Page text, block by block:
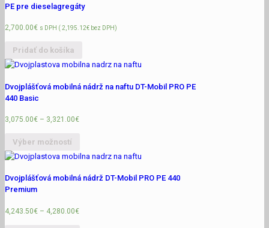
PE pre dieselagregáty
2,700.00€ s DPH ( 2,195.12€ bez DPH)
Pridať do košíka
Dvojplášťová mobilná nádrž na naftu DT-Mobil PRO PE
440 Basic
3,075.00€ – 3,321.00€
Výber možností
Dvojplášťová mobilná nádrž DT-Mobil PRO PE 440
Premium
4,243.50€ – 4,280.00€